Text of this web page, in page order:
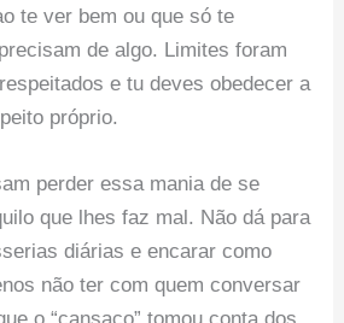
te ver bem ou que só te
de algo. Limites foram
e tu deves obedecer a
próprio.
perder essa mania de se
que lhes faz mal. Não dá para
diárias e encarar como
não ter com quem conversar